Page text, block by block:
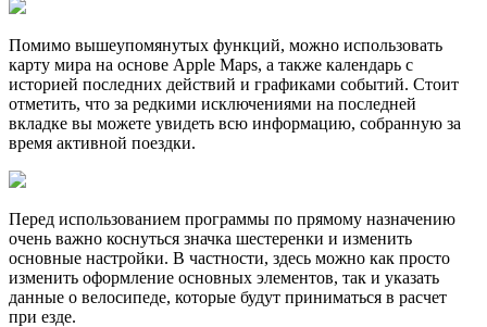
Помимо вышеупомянутых функций, можно использовать
карту мира на основе Apple Maps, а также календарь с
историей последних действий и графиками событий. Стоит
отметить, что за редкими исключениями на последней
вкладке вы можете увидеть всю информацию, собранную за
время активной поездки.
Перед использованием программы по прямому назначению
очень важно коснуться значка шестеренки и изменить
основные настройки. В частности, здесь можно как просто
изменить оформление основных элементов, так и указать
данные о велосипеде, которые будут приниматься в расчет
при езде.